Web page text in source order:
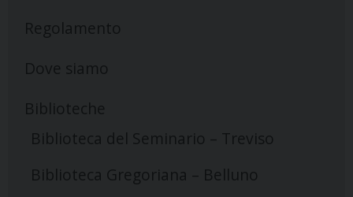
Regolamento
Dove siamo
Biblioteche
Biblioteca del Seminario – Treviso
Biblioteca Gregoriana – Belluno